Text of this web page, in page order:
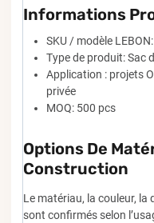
Informations
SKU / modèle
Type de produit: Sac
Application : projets
privée
MOQ: 500 pcs
Options De
Construction
Le matériau, la couleur,
sont confirmés selon